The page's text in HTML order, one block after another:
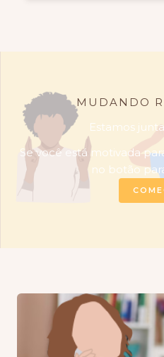
MUDANDO
Estamos
Se você está motivada
no botão